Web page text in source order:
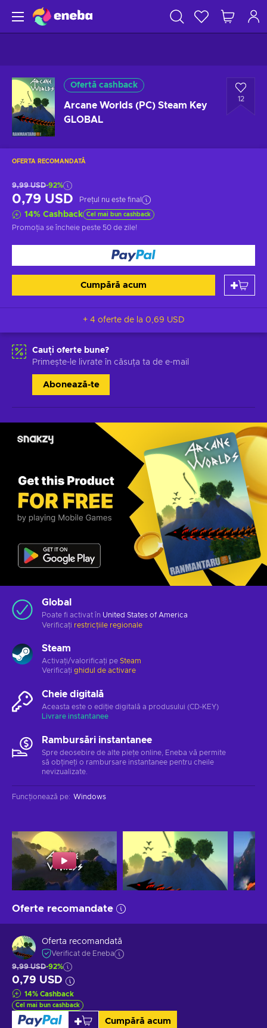
Ofertă cashback
Arcane Worlds (PC) Steam Key
GLOBAL
12
OFERTA RECOMANDATĂ
9,99 USD-92%
0,79 USD Prețul nu este final
14% Cashback Cel mai bun cashback
Promoția se încheie peste 50 de zile!
Cumpără acum
+ 4 oferte de la 0,69 USD
Cauți oferte bune?
Primește-le livrate în căsuța ta de e-mail
Abonează-te
Global
Poate fi activat în United States of America
Verificați restricțiile regionale
Steam
Activați/valorificați pe Steam
Verificați ghidul de activare
Cheie digitală
Aceasta este o ediție digitală a produsului (CD-KEY)
Livrare instantanee
Rambursări instantanee
Spre deosebire de alte piețe online, Eneba vă permite
să obțineți o rambursare instantanee pentru cheile
nevizualizate.
Funcționează pe: Windows
Oferte recomandate
Oferta recomandată
Verificat de Eneba
9,99 USD-92%
0,79 USD
14% Cashback
Cel mai bun cashback
Cumpără acum